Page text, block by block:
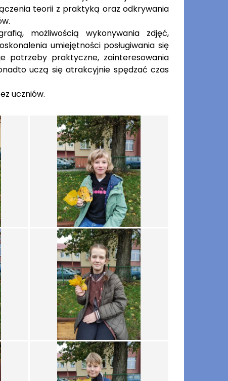
teorii z praktyką oraz odkrywania
możliwością wykonywania zdjęć,
umiejętności posługiwania się
potrzeby praktyczne, zainteresowania
uczą się atrakcyjnie spędzać czas
uczniów.